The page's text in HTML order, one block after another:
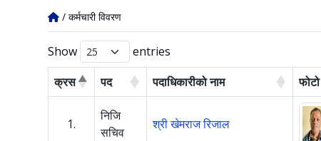
/ कर्मचारी विवरण
Show entries
क्रस
पद पदाधिकारीको नाम फोटो
1.
निजि
सचिव
श्री खेमराज रिजाल